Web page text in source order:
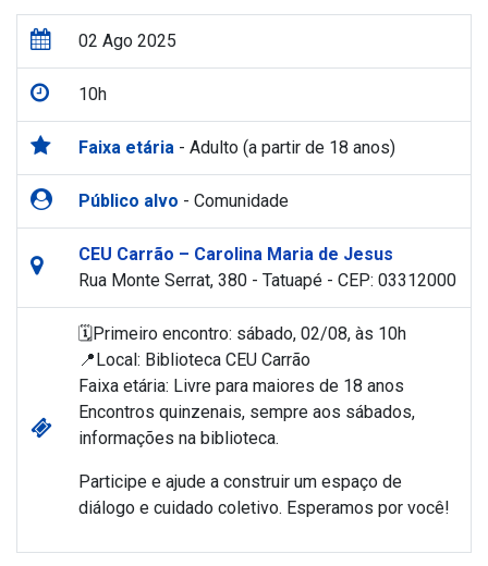
02 Ago 2025
10h
Faixa etária - Adulto (a partir de 18 anos)
Público alvo - Comunidade
CEU Carrão – Carolina Maria de Jesus
Rua Monte Serrat, 380 - Tatuapé - CEP: 03312000
🗓️ Primeiro encontro: sábado, 02/08, às 10h
📍 Local: Biblioteca CEU Carrão
Faixa etária: Livre para maiores de 18 anos
Encontros quinzenais, sempre aos sábados,
informações na biblioteca.
Participe e ajude a construir um espaço de
diálogo e cuidado coletivo. Esperamos por você!